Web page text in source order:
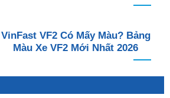
VinFast VF2 Có Mấy Màu? Bảng
Màu Xe VF2 Mới Nhất 2026